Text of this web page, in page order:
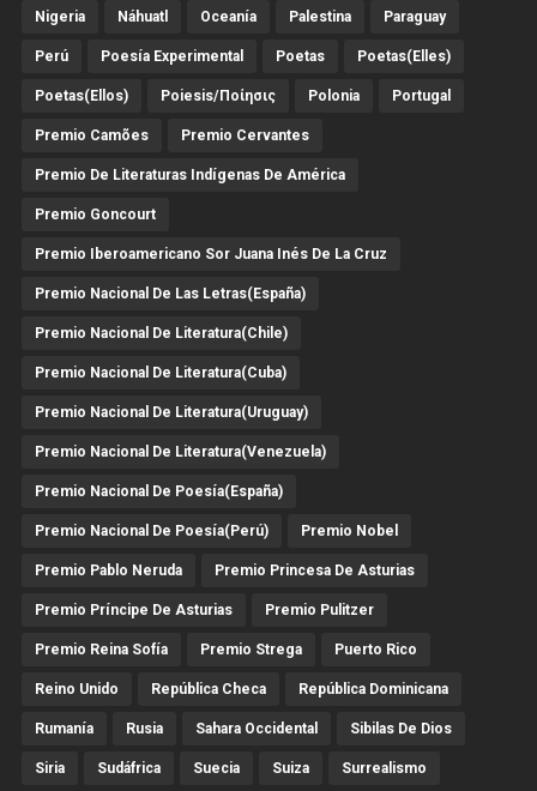
Nigeria Náhuatl Oceanía Palestina Paraguay
Perú Poesía Experimental Poetas Poetas(Elles)
Poetas(Ellos) Poiesis/ποίησις Polonia Portugal
Premio Camões Premio Cervantes
Premio De Literaturas Indígenas De América
Premio Goncourt
Premio Iberoamericano Sor Juana Inés De La Cruz
Premio Nacional De Las Letras(España)
Premio Nacional De Literatura(Chile)
Premio Nacional De Literatura(Cuba)
Premio Nacional De Literatura(Uruguay)
Premio Nacional De Literatura(Venezuela)
Premio Nacional De Poesía(España)
Premio Nacional De Poesía(Perú) Premio Nobel
Premio Pablo Neruda Premio Princesa De Asturias
Premio Príncipe De Asturias Premio Pulitzer
Premio Reina Sofía Premio Strega Puerto Rico
Reino Unido República Checa República Dominicana
Rumanía Rusia Sahara Occidental Sibilas De Dios
Siria Sudáfrica Suecia Suiza Surrealismo